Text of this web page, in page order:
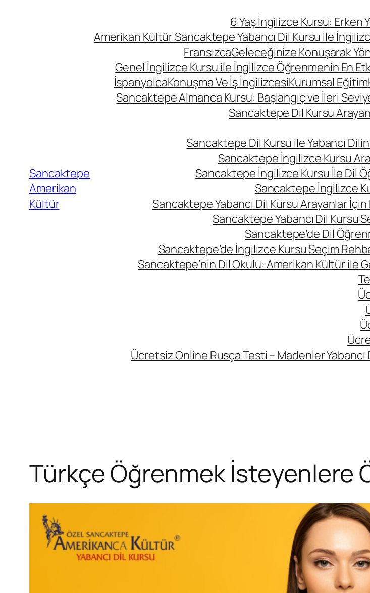
Sancaktepe
Amerikan
Kültür
6 Yaş İngilizce Kursu: Erken
Amerikan Kültür Sancaktepe Yabancı Dil Kursu İle
FransızcaGeleceğinize Konuşarak
Genel İngilizce Kursu ile İngilizce Öğrenmenin En
İspanyolcaKonuşma Ve İş İngilizcesiKurumsal Eğitim
Sancaktepe Almanca Kursu: Başlangıç ve İleri
Sancaktepe Dil Kursu
Sancaktepe Dil Kursu ile Yabancı
Sancaktepe İngilizce Kursu
Sancaktepe İngilizce Kursu İle Dil
Sancaktepe İngilizce
Sancaktepe Yabancı Dil Kursu Arayanlar
Sancaktepe Yabancı Dil Kursu
Sancaktepe’de Dil
Sancaktepe’de İngilizce Kursu Seçim
Sancaktepe’nin Dil Okulu: Amerikan Kültür ile
Ücretsiz Online Rusça Testi – Madenler Yabancı
Türkçe Öğrenmek İsteyenlere